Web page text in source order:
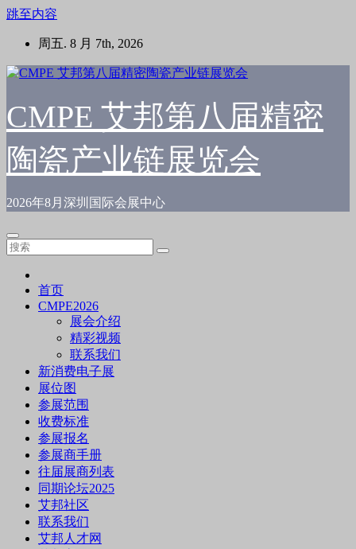
跳至内容
周五. 8 月 7th, 2026
CMPE 艾邦第八届精密
陶瓷产业链展览会
2026年8月深圳国际会展中心
首页
CMPE2026
展会介绍
精彩视频
联系我们
新消费电子展
展位图
参展范围
收费标准
参展报名
参展商手册
往届展商列表
同期论坛2025
艾邦社区
联系我们
艾邦人才网